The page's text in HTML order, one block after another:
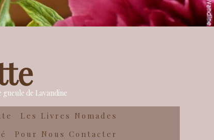
de Lavandine
Les Livres Nomades
Pour Nous Contacter